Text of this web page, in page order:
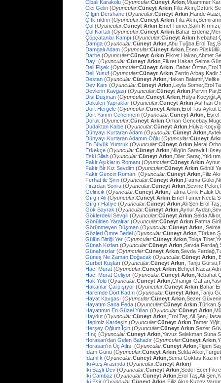
Cibali Karakolu (Oyuncular:Cüneyt Arkın ,Muammer
Cici Gelin (Oyuncular:Cüneyt Arkın ,Filiz Akın,Öztürk
Çılgın Dershane (Oyuncular:Cüneyt Arkın ,Hande
Çıtkırıldım (Oyuncular:Cüneyt Arkın ,Filiz
Çöl (Oyuncular:Cüneyt Arkın ,Emel Tümer,Salih
Çöl Kartalı (Oyuncular:Cüneyt Arkın ,Bahar
Çöpçatanlar Kampı (Oyuncular:Cüneyt Arkın ,Nebahat
Damga (Oyuncular:Cüneyt Arkın ,Ahu Tuğba,Erol
Damgalı Adam (Oyuncular:Cüneyt Arkın ,Esen
Darbe (Oyuncular:Cüneyt Arkın ,Fikret Hakan,Ahmet
Dayı (Oyuncular:Cüneyt Arkın ,Fikret Hakan,Selma
Deli Fişek (Oyuncular:Cüneyt Arkın , Bahar Öztan,Erol
Deli Yusuf (Oyuncular:Cüneyt Arkın ,Zerrin Arbaş,Kadir
Destan (Oyuncular:Cüneyt Arkın ,Hakan
Dev Kanı (Oyuncular:Cüneyt Arkın ,Leyla Somer,Erol
Devlerin Kavgası (Oyuncular:Cüneyt Arkın ,Pervin
Dişi Düşman (Oyuncular:Cüneyt Arkın ,Hülya
Dökülen Yapraklar (Oyuncular:Cüneyt Arkın ,Aslıhan
Dört Hergele (Oyuncular:Cüneyt Arkın ,Erol Taş,Aykut
Dört Yanım Cehennem (Oyuncular:Cüneyt Arkın ,
Doruk (Oyuncular:Cüneyt Arkın ,Orhan
Dudaktan Kalbe (Oyuncular:Cüneyt Arkın ,Hülya
Dünyayı Kurtaran Adam (Oyuncular:Cüneyt Arkın
Dünyayı Kurtaran Adamın Oğlu (Oyuncular:Cüneyt
En Büyük Yumruk (Oyuncular:Cüneyt Arkın ,Meral
Erkekçe (Oyuncular:Cüneyt Arkın ,Nilgün
Eski Silah (Oyuncular:Cüneyt Arkın ,Diler
Fakir Aşıkların Romanı (Oyuncular:Cüneyt Arkın
Fakir Bir Kız Sevdim (Oyuncular:Cüneyt Arkın ,Gönül
Fakir Gencin Romanı (Oyuncular:Cüneyt Arkın ,Filiz
Ferhat ile Şirin (Oyuncular:Cüneyt Arkın ,Fatma
Firardan Sonra (Oyuncular:Cüneyt Arkın ,Sevinç
Gelincik (Oyuncular:Cüneyt Arkın ,Fatma Girik,Haluk
Gırgır Ali (Oyuncular:Cüneyt Arkın ,Emel Tümer,Necla
Gırgır Hafiye (Oyuncular:Cüneyt Arkın ,Ali Şen,Erol
Gök Bayrak (Oyuncular:Cüneyt Arkın ,Aynur
Göklerdeki Sevgili (Oyuncular:Cüneyt Arkın ,Selda
Gönülden Yaralılar (Oyuncular:Cüneyt Arkın ,Fatma
Görünmeyen Düşman (Oyuncular:Cüneyt Arkın ,
Gözleri Ömre Bedel (Oyuncular:Cüneyt Arkın ,Türkan
Gülün Bittiği Yer (Oyuncular:Cüneyt Arkın ,Tolga
Günah Kızları (Oyuncular:Cüneyt Arkın ,Sevda
Günahsızlar (Oyuncular:Cüneyt Arkın ,Sevda
Güneş Ne Zaman Doğacak (Oyuncular:Cüneyt Arkın ,
Gurbet Kuşları (Oyuncular:Cüneyt Arkın , Tanju
Hacı Murat (Oyuncular:Cüneyt Arkın ,Behçet
Hacı Murat Geliyor (Oyuncular:Cüneyt Arkın ,Nebahat
Hak Yolu (Oyuncular:Cüneyt Arkın ,Cihangir
Hakanlar Çarpışıyor (Oyuncular:Cüneyt Arkın ,Bahar
Haremde Dört Kadın (Oyuncular:Cüneyt Arkın ,Tanju
Hayat Kavgası (Oyuncular:Cüneyt Arkın ,Sezer
Hayatım Sana Feda (Oyuncular:Cüneyt Arkın ,Türkan
Hayatımın En Güzel Yılları (Oyuncular:Cüneyt Arkın
Haydut (Oyuncular:Cüneyt Arkın ,Erol Taş,Ali
Hepimiz Kardeşiz (Oyuncular:Cüneyt Arkın ,Tamer
Herşey Oğlum İçin (Oyuncular:Cüneyt Arkın ,Sezer
Hınç (Oyuncular:Cüneyt Arkın ,Yavuz Selekman,Suna
Horasan'dan Gelen Bahadır (Oyuncular:Cüneyt Arkın
Horasan'ın Üç Atlısı (Oyuncular:Cüneyt Arkın ,Figen
İdam Günü (Oyuncular:Cüneyt Arkın ,Selda
İdamlık (Oyuncular:Cüneyt Arkın ,Sema
İki Ateş Arasında (Oyuncular:Cüneyt Arkın)
İki Başlı Dev (Oyuncular:Cüneyt Arkın ,Sedef
İki Cambaz (Oyuncular:Cüneyt Arkın ,Erol Taş,Ali
İki Esir (Oyuncular:Cüneyt Arkın ,Filiz Akın,Kuzey